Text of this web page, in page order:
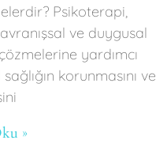
Psikoterapi,
ve duygusal
yardımcı
korunmasını ve
»